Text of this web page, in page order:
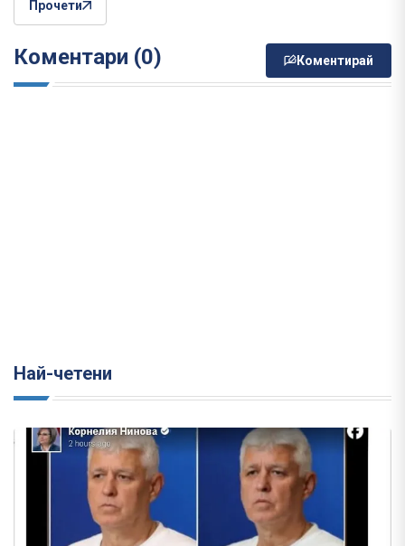
Прочети
Коментари (0) Коментирай
Най-четени